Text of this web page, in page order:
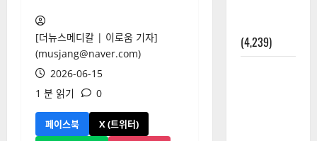
[더뉴스메디칼 | 이로움 기자]
(musjang@naver.com)
2026-06-15
1 분 읽기
0
페이스북
X (트위터)
(4,239)